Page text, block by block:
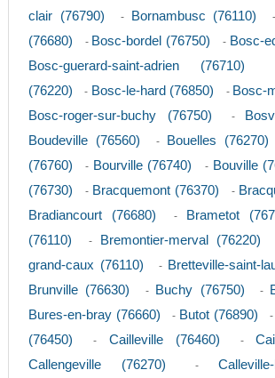
clair (76790)
- Bornambusc (76110)
(76680)
- Bosc-bordel (76750) - Bosc-
Bosc-guerard-saint-adrien (76710)
(76220)
- Bosc-le-hard (76850) - Bosc-
Bosc-roger-sur-buchy (76750) -
Boudeville (76560) - Bouelles (76270)
(76760)
- Bourville (76740) - Bouville
(76730)
- Bracquemont (76370) -
Bradiancourt (76680) - Brametot
(76110)
- Bremontier-merval (76220)
grand-caux (76110)
- Bretteville-saint-
Brunville (76630) - Buchy (76750) -
Bures-en-bray (76660) - Butot (76890) -
(76450)
- Cailleville (76460) -
Callengeville (76270) -